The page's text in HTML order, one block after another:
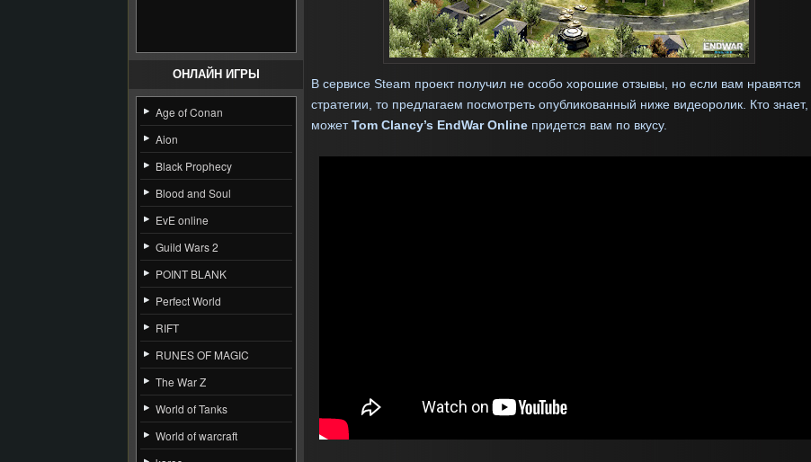
ОНЛАЙН ИГРЫ
Age of Conan
Aion
Black Prophecy
Blood and Soul
EvE online
Guild Wars 2
POINT BLANK
Perfect World
RIFT
RUNES OF MAGIC
The War Z
World of Tanks
World of warcraft
В сервисе Steam проект получил не особо хорошие отзывы, но если вам нравятся
стратегии, то предлагаем посмотреть опубликованный ниже видеоролик. Кто знает,
может Tom Clancy’s EndWar Online придется вам по вкусу.